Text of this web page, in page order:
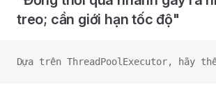
treo; cần giới hạn tốc độ"
Dựa trên ThreadPoolExecutor, hãy